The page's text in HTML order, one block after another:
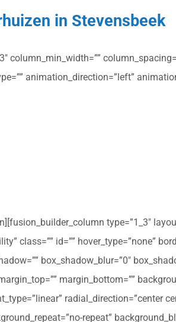
in Stevensbeek
column_min_width=””
animation_direction=”left”
type=”1_3″
class=”” id=”” hover_type=”none”
box_shadow_blur=”0″
margin_bottom=””
radial_direction=”center
repeat”